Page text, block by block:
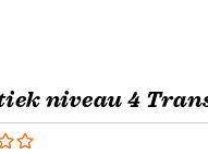
niveau 4